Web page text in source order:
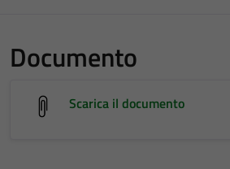
Documento
Scarica il documento